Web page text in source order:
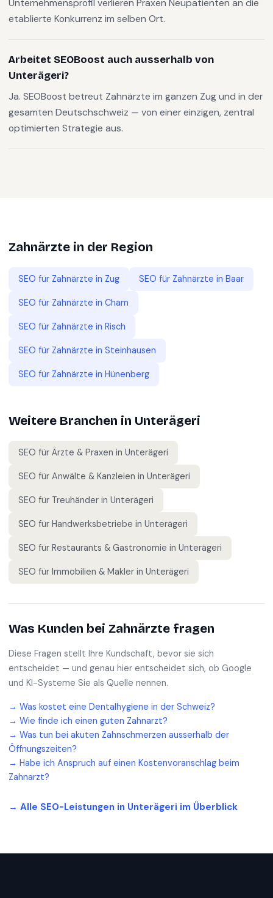
Unternehmensprofil verlieren Praxen Neupatienten an die
etablierte Konkurrenz im selben Ort.
Arbeitet SEOBoost auch ausserhalb von
Unterägeri?
Ja. SEOBoost betreut Zahnärzte im ganzen Zug und in der
gesamten Deutschschweiz — von einer einzigen, zentral
optimierten Strategie aus.
Zahnärzte in der Region
SEO für Zahnärzte in Zug SEO für Zahnärzte in Baar
SEO für Zahnärzte in Cham
SEO für Zahnärzte in Risch
SEO für Zahnärzte in Steinhausen
SEO für Zahnärzte in Hünenberg
Weitere Branchen in Unterägeri
SEO für Ärzte & Praxen in Unterägeri
SEO für Anwälte & Kanzleien in Unterägeri
SEO für Treuhänder in Unterägeri
SEO für Handwerksbetriebe in Unterägeri
SEO für Restaurants & Gastronomie in Unterägeri
SEO für Immobilien & Makler in Unterägeri
Was Kunden bei Zahnärzte fragen
Diese Fragen stellt Ihre Kundschaft, bevor sie sich
entscheidet — und genau hier entscheidet sich, ob Google
und KI-Systeme Sie als Quelle nennen.
→ Was kostet eine Dentalhygiene in der Schweiz?
→ Wie finde ich einen guten Zahnarzt?
→ Was tun bei akuten Zahnschmerzen ausserhalb der
Öffnungszeiten?
→ Habe ich Anspruch auf einen Kostenvoranschlag beim
Zahnarzt?
→ Alle SEO-Leistungen in Unterägeri im Überblick